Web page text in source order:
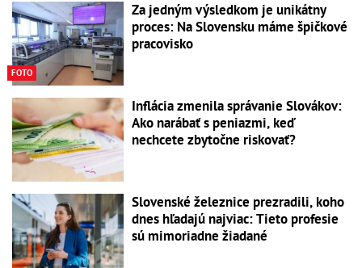
FOTO
Za jedným výsledkom je unikátny
proces: Na Slovensku máme špičkové
pracovisko
Inflácia zmenila správanie Slovákov:
Ako narábať s peniazmi, keď
nechcete zbytočne riskovať?
Slovenské železnice prezradili, koho
dnes hľadajú najviac: Tieto profesie
sú mimoriadne žiadané